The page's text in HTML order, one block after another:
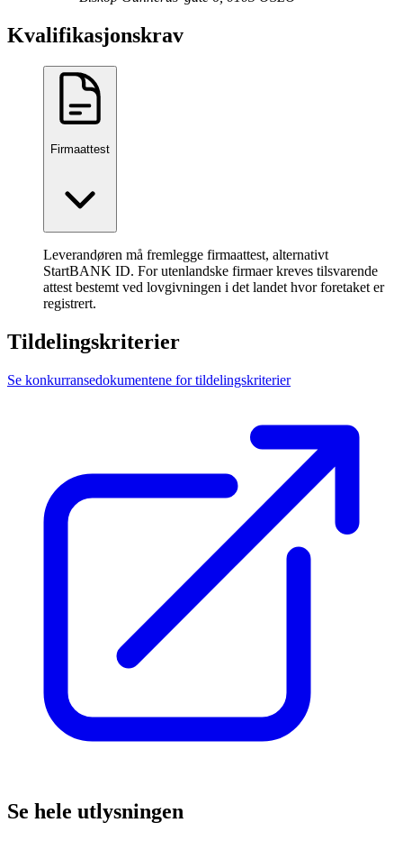
Kvalifikasjonskrav
Firmaattest
Leverandøren må fremlegge firmaattest, alternativt
StartBANK ID. For utenlandske firmaer kreves tilsvarende
attest bestemt ved lovgivningen i det landet hvor foretaket er
registrert.
Tildelingskriterier
Se konkurransedokumentene for tildelingskriterier
Se hele utlysningen